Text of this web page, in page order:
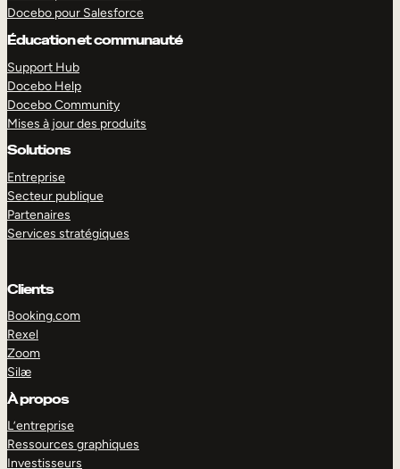
Docebo pour Salesforce
Éducation et communauté
Support Hub
Docebo Help
Docebo Community
Mises à jour des produits
Solutions
Entreprise
Secteur publique
Partenaires
Services stratégiques
Clients
Booking.com
Rexel
Zoom
Silæ
À propos
L’entreprise
Ressources graphiques
Investisseurs